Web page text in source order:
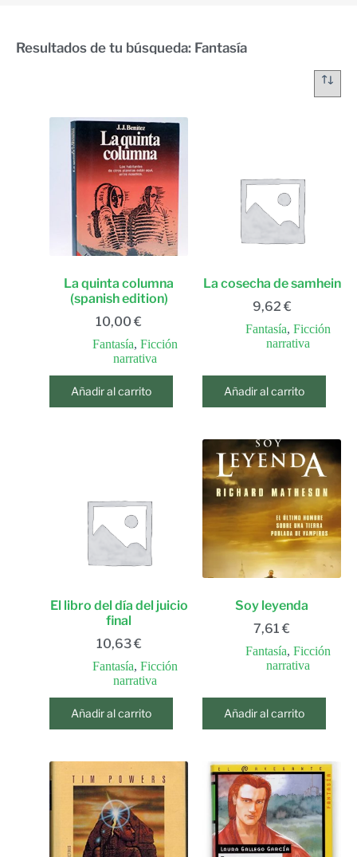
Resultados de tu búsqueda: Fantasía
La quinta columna
(spanish edition)
10,00 €
Fantasía, Ficción
narrativa
Añadir al carrito
La cosecha de samhein
9,62 €
Fantasía, Ficción
narrativa
Añadir al carrito
El libro del día del juicio
final
10,63€
Fantasía, Ficción
narrativa
Añadir al carrito
Soy leyenda
7,61 €
Fantasía, Ficción
narrativa
Añadir al carrito